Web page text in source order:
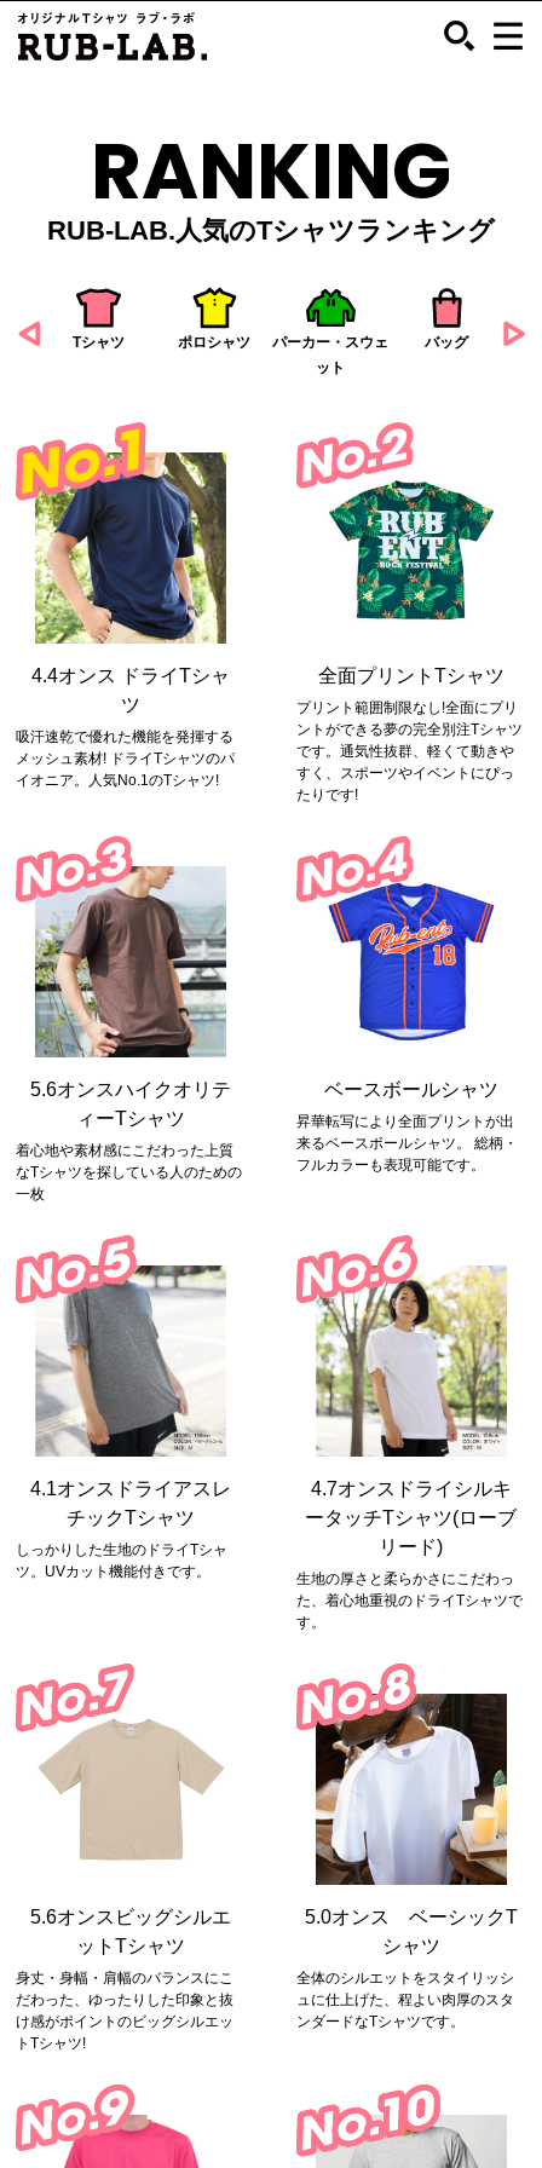
RANKING
RUB-LAB.人気のTシャツランキング
Tシャツ ポロシャツ
パーカー・スウェ
ット
バッグ
4.4オンス ドライTシャ
ツ
吸汗速乾で優れた機能を発揮する
メッシュ素材! ドライTシャツのパ
イオニア。人気No.1のTシャツ!
全面プリントTシャツ
プリント範囲制限なし!全面にプリ
ントができる夢の完全別注Tシャツ
です。通気性抜群、軽くて動きや
すく、スポーツやイベントにぴっ
たりです!
5.6オンスハイクオリテ
ィーTシャツ
着心地や素材感にこだわった上質
なTシャツを探している人のための
一枚
ベースボールシャツ
昇華転写により全面プリントが出
来るベースボールシャツ。 総柄・
フルカラーも表現可能です。
4.1オンスドライアスレ
チックTシャツ
しっかりした生地のドライTシャ
ツ。UVカット機能付きです。
4.7オンスドライシルキ
ータッチTシャツ(ローブ
リード)
生地の厚さと柔らかさにこだわっ
た、着心地重視のドライTシャツで
す。
5.6オンスビッグシルエ
ットTシャツ
身丈・身幅・肩幅のバランスにこ
だわった、ゆったりした印象と抜
け感がポイントのビッグシルエッ
トTシャツ!
5.0オンス ベーシックT
シャツ
全体のシルエットをスタイリッシ
ュに仕上げた、程よい肉厚のスタ
ンダードなTシャツです。